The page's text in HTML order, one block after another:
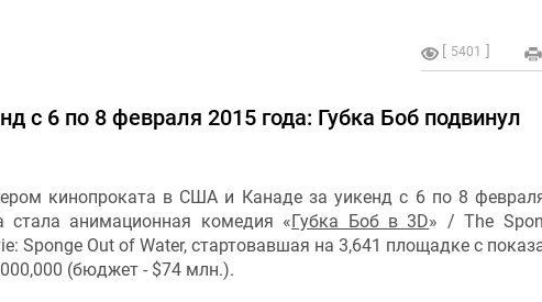
5401
с 6 по 8 февраля 2015 года: Губка Боб подвинул
кинопроката в США и Канаде за уикенд с 6 по 8
стала анимационная комедия «Губка Боб в 3D» / The
Sponge Out of Water, стартовавшая на 3,641 площадке с
(бюджет - $74 млн.).